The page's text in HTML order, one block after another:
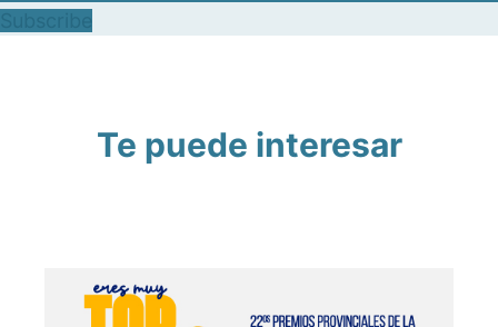
Te puede interesar